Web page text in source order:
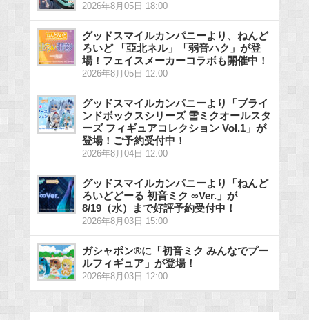
2026年8月05日 18:00
グッドスマイルカンパニーより、ねんど
ろいど 「亞北ネル」「弱音ハク」が登
場！フェイスメーカーコラボも開催中！
2026年8月05日 12:00
グッドスマイルカンパニーより「ブライ
ンドボックスシリーズ 雪ミクオールスタ
ーズ フィギュアコレクション Vol.1」が
登場！ご予約受付中！
2026年8月04日 12:00
グッドスマイルカンパニーより「ねんど
ろいどどーる 初音ミク ∞Ver.」が
8/19（水）まで好評予約受付中！
2026年8月03日 15:00
ガシャポン®に「初音ミク みんなでプー
ルフィギュア」が登場！
2026年8月03日 12:00